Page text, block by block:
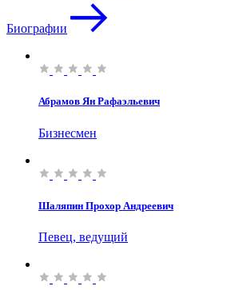
Биографии
Абрамов Ян Рафаэльевич
Бизнесмен
Шаляпин Прохор Андреевич
Певец, ведущий